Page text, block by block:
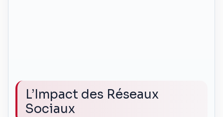
L’Impact des Réseaux
Sociaux